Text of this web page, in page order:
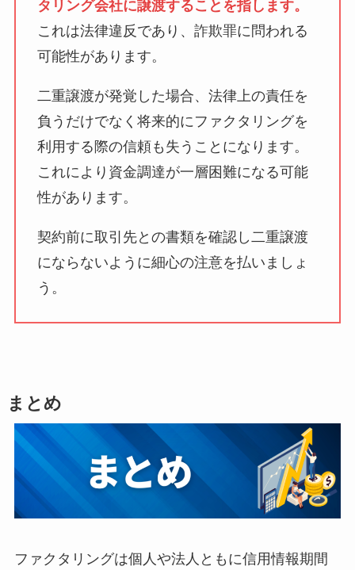
タリング会社に譲渡することを指します。
これは法律違反であり、詐欺罪に問われる
可能性があります。
二重譲渡が発覚した場合、法律上の責任を
負うだけでなく将来的にファクタリングを
利用する際の信頼も失うことになります。
これにより資金調達が一層困難になる可能
性があります。
契約前に取引先との書類を確認し二重譲渡
にならないように細心の注意を払いましょ
う。
まとめ
ファクタリングは個人や法人ともに信用情報期間